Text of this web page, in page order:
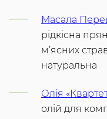
Масала
рідкісна
м’ясних
натуральна
Олія
олій для